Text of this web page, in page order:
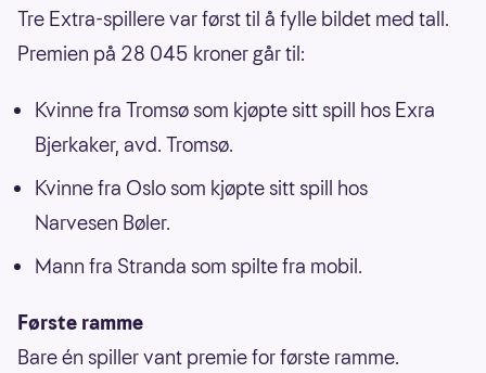
Tre Extra-spillere var først til å fylle bildet med tall.
Premien på 28 045 kroner går til:
Kvinne fra Tromsø som kjøpte sitt spill hos Exra
Bjerkaker, avd. Tromsø.
Kvinne fra Oslo som kjøpte sitt spill hos
Narvesen Bøler.
Mann fra Stranda som spilte fra mobil.
Første ramme
Bare én spiller vant premie for første ramme.